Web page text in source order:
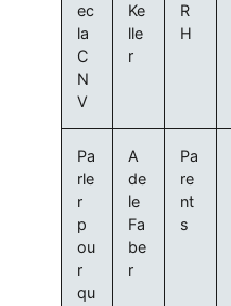
ec
la
C
N
V
Ke
lle
r
R
H
Pa
rle
r
p
ou
r
qu
A
de
le
Fa
be
r
Pa
re
nt
s